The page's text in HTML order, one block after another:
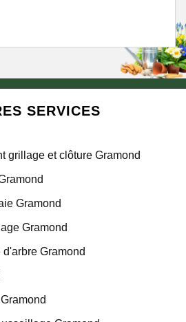
SERVICES
grillage et clôture Gramond
Gramond
Gramond
Gramond